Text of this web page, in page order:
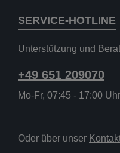
SERVICE-HOTLINE
Unterstützung und
+49 651 209070
Mo-Fr, 07:45 - 17:00 Uhr
Oder über unser